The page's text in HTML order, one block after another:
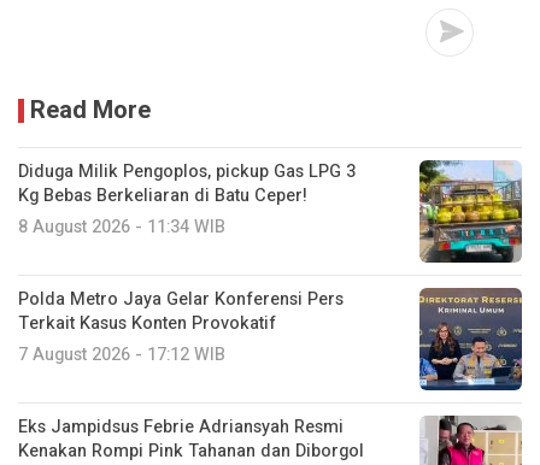
Read More
Diduga Milik Pengoplos, pickup Gas LPG 3
Kg Bebas Berkeliaran di Batu Ceper!
8 August 2026 - 11:34 WIB
Polda Metro Jaya Gelar Konferensi Pers
Terkait Kasus Konten Provokatif
7 August 2026 - 17:12 WIB
Eks Jampidsus Febrie Adriansyah Resmi
Kenakan Rompi Pink Tahanan dan Diborgol